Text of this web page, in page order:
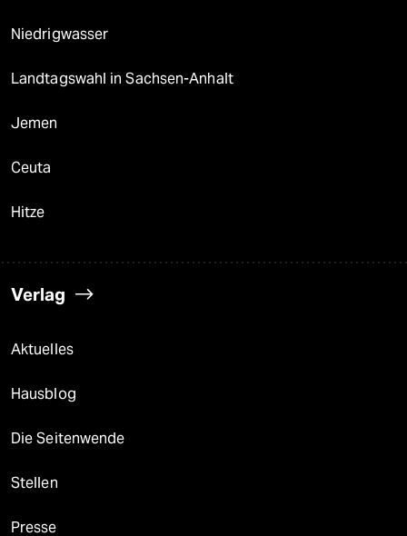
Niedrigwasser
Landtagswahl in Sachsen-Anhalt
Jemen
Ceuta
Hitze
Verlag
Aktuelles
Hausblog
Die Seitenwende
Stellen
Presse